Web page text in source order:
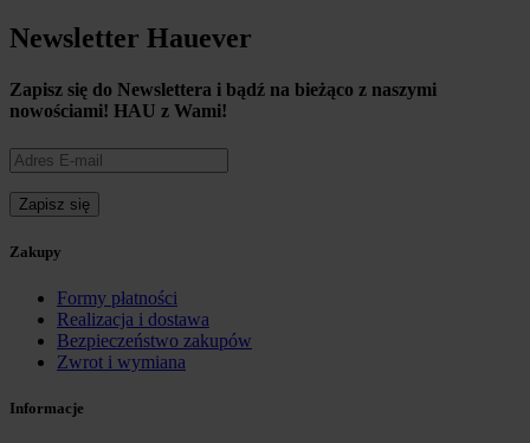
Newsletter Hauever
Zapisz się do Newslettera i bądź na bieżąco z naszymi
nowościami! HAU z Wami!
Zakupy
Formy płatności
Realizacja i dostawa
Bezpieczeństwo zakupów
Zwrot i wymiana
Informacje